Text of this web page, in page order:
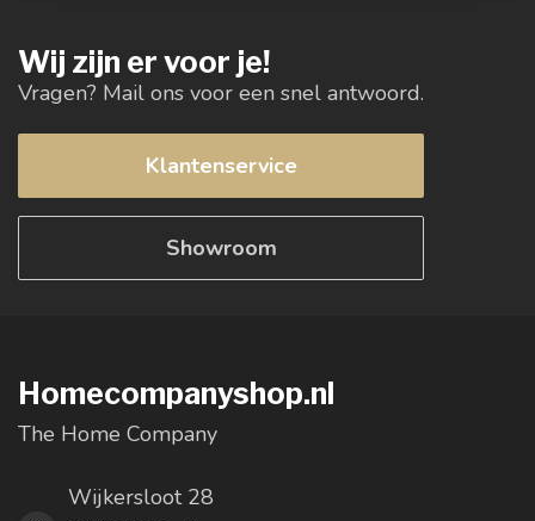
Wij zijn er voor je!
Vragen? Mail ons voor een snel antwoord.
Klantenservice
Showroom
Homecompanyshop.nl
The Home Company
Wijkersloot 28